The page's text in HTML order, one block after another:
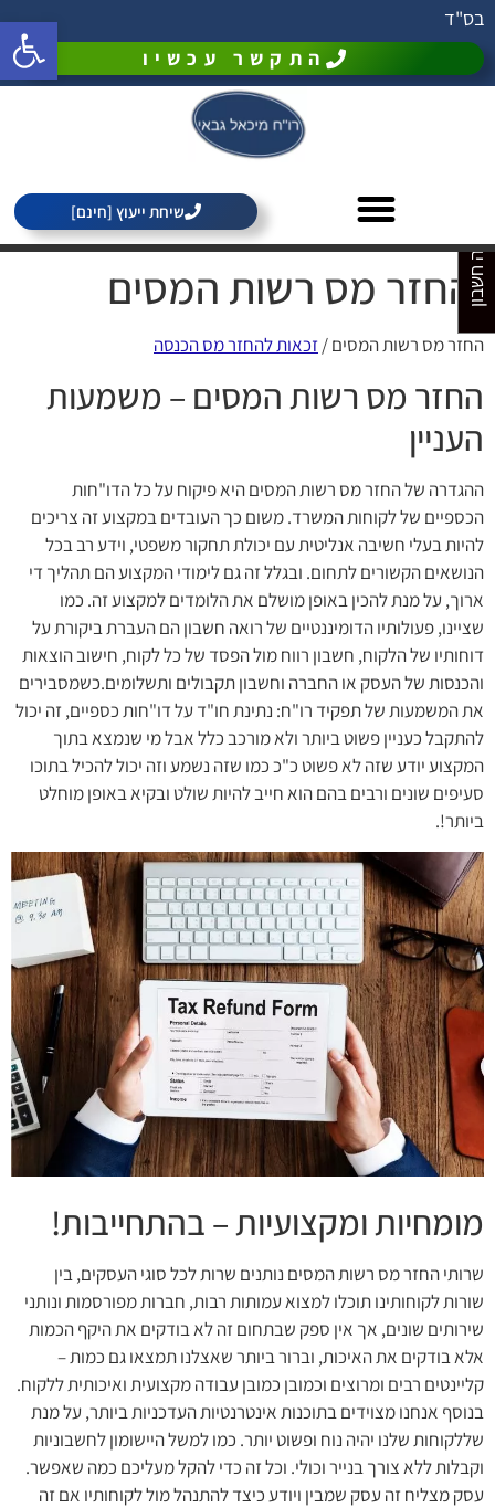
פתח
בס"ד
התקשר עכשיו
שיחת ייעוץ [חינם]
החזר מס רשות המסים
החזר מס רשות המסים /זכאות להחזר מס הכנסה
החזר מס רשות המסים – משמעות
העניין
ההגדרה של החזר מס רשות המסים היא פיקוח על כל הדו"חות
הכספיים של לקוחות המשרד. משום כך העובדים במקצוע זה צריכים
להיות בעלי חשיבה אנליטית עם יכולת תחקור משפטי, וידע רב בכל
הנושאים הקשורים לתחום. ובגלל זה גם לימודי המקצוע הם תהליך די
ארוך, על מנת להכין באופן מושלם את הלומדים למקצוע זה. כמו
שציינו, פעולותיו הדומיננטיים של רואה חשבון הם העברת ביקורת על
דוחותיו של הלקוח, חשבון רווח מול הפסד של כל לקוח, חישוב הוצאות
והכנסות של העסק או החברה וחשבון תקבולים ותשלומים.כשמסבירים
את המשמעות של תפקיד רו"ח: נתינת חו"ד על דו"חות כספיים, זה יכול
להתקבל כעניין פשוט ביותר ולא מורכב כלל אבל מי שנמצא בתוך
המקצוע יודע שזה לא פשוט כ"כ כמו שזה נשמע וזה יכול להכיל בתוכו
סעיפים שונים ורבים בהם הוא חייב להיות שולט ובקיא באופן מוחלט
ביותר!.
מומחיות ומקצועיות – בהתחייבות!
שרותי החזר מס רשות המסים נותנים שרות לכל סוגי העסקים, בין
שורות לקוחותינו תוכלו למצוא עמותות רבות, חברות מפורסמות ונותני
שירותים שונים, אך אין ספק שבתחום זה לא בודקים את היקף הכמות
אלא בודקים את האיכות, וברור ביותר שאצלנו תמצאו גם כמות –
קליינטים רבים ומרוצים וכמובן כמובן עבודה מקצועית ואיכותית ללקוח.
בנוסף אנחנו מצוידים בתוכנות אינטרנטיות העדכניות ביותר, על מנת
שללקוחות שלנו יהיה נוח ופשוט יותר. כמו למשל היישומון לחשבוניות
וקבלות ללא צורך בנייר וכולי. וכל זה כדי להקל מעליכם כמה שאפשר.
עסק מצליח זה עסק שמבין ויודע כיצד להתנהל מול לקוחותיו אם זה
מחירון רואה חשבון